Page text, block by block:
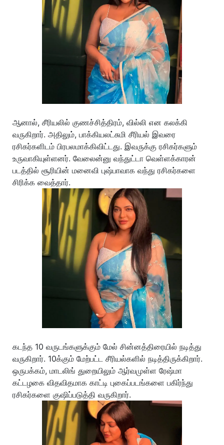
ஆனால், சீரியலில் குணச்சித்திரம், வில்லி என கலக்கி
வருகிறார். அதிலும், பாக்கியலட்சுமி சீரியல் இவரை
ரசிகர்களிடம் பிரபலமாக்கிவிட்டது. இவருக்கு ரசிகர்களும்
உருவாகியுள்ளனர். வேலைன்னு வந்துட்டா வெள்ளக்காரன்
படத்தில் சூரியின் மனைவி புஷ்பாவாக வந்து ரசிகர்களை
சிரிக்க வைத்தார்.
கடந்த 10 வருடங்களுக்கும் மேல் சின்னத்திரையில் நடித்து
வருகிறார். 10க்கும் மேற்பட்ட சீரியல்களில் நடித்திருக்கிறார்.
ஒருபக்கம், மாடலிங் துறையிலும் ஆர்வமுள்ள ரேஷ்மா
கட்டழகை விதவிதமாக காட்டி புகைப்படங்களை பகிர்ந்து
ரசிகர்களை குஷிப்படுத்தி வருகிறார்.